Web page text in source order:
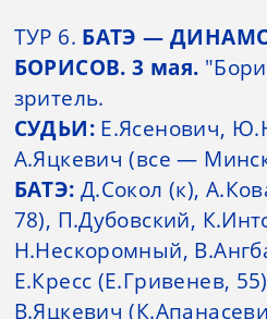
ТУР 6. БАТЭ —
БОРИСОВ. 3 мая.
зритель.
СУДЬИ: Е.Ясенович,
А.Яцкевич (все —
БАТЭ: Д.Сокол (к),
78), П.Дубовский,
Н.Нескоромный,
Е.Кресс (Е.Гривенев,
В.Яцкевич